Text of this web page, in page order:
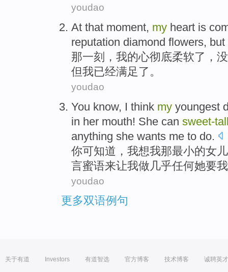
youdao
At that moment, my heart is
reputation diamond flowers, but
那一刻 ， 我的心彻底柔软了，
但我已经满足了 。
youdao
You know, I think my youngest
in her mouth! She can sweet-
anything she wants me to do.
你可知道 ， 我想我那最小的女儿
言蜜语来让我做 几乎任何她要我
youdao
更多双语例句
关于有道 Investors 有道智选 官方博客 技术博客 诚聘英才